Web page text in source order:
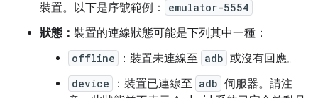
裝置。以下是序號範例：
emulator-5554
狀態： 裝置的連線狀態可能是下列其中一種：
offline ：裝置未連線至 adb 或沒有回應。
device ：裝置已連線至 adb 伺服器。請注